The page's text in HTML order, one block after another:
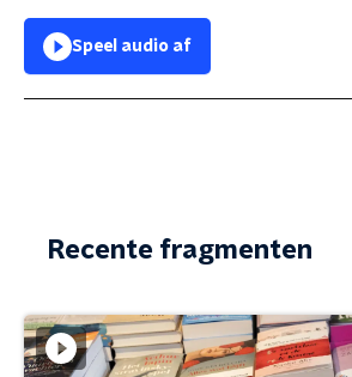
Speel audio af
Recente fragmenten